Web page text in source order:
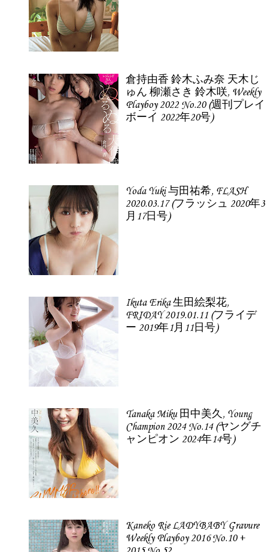
倉持由香 鈴木ふみ奈 天木じ
ゅん 柳瀬さき 鈴木咲, Weekly
Playboy 2022 No.20 (週刊プレイ
ボーイ 2022年20号)
Yoda Yuki 与田祐希, FLASH
2020.03.17 (フラッシュ 2020年3
月17日号)
Ikuta Erika 生田絵梨花,
FRIDAY 2019.01.11 (フライデ
ー 2019年1月11日号)
Tanaka Miku 田中美久, Young
Champion 2024 No.14 (ヤングチ
ャンピオン 2024年14号)
Kaneko Rie LADYBABY Gravure
Weekly Playboy 2016 No.10 +